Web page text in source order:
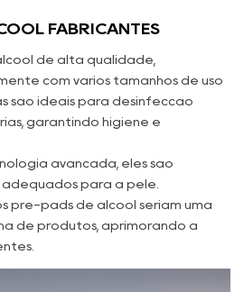
FABRICANTES
de alta qualidade,
com vários tamanhos de uso
são ideais para desinfecção
garantindo higiene e
avançada, eles são
para a pele.
pré-pads de álcool seriam uma
de produtos, aprimorando a